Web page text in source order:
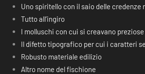
Uno spiritello con il saio delle credenze
Tutto all’ingiro
I molluschi con cui si creavano
Il difetto tipografico per cui i caratteri
Robusto materiale edilizio
Altro nome del fischione